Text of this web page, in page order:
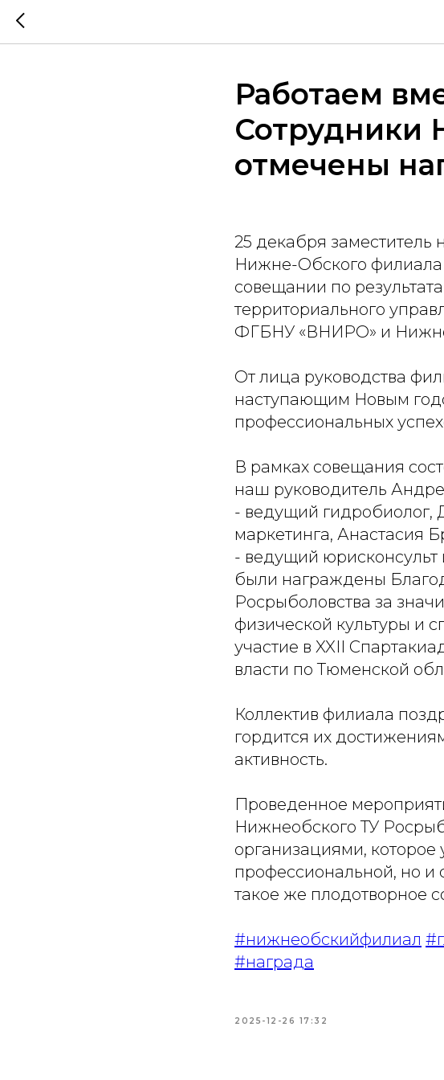
Работаем
Сотрудники
отмечены
25 декабря
Нижне-Обского филиала
совещании по
территориального
ФГБНУ «ВНИРО» и
От лица руководства
наступающим Новым
профессиональных
В рамках совещания
наш руководитель
- ведущий гидробиолог,
маркетинга, Анастасия
- ведущий юрисконсульт
были награждены
Росрыболовства за
физической культуры и
участие в XXII
власти по Тюменской
Коллектив филиала
гордится их
активность.
Проведенное
Нижнеобского ТУ
организациями, которое
профессиональной, но и
такое же плодотворное
#нижнеобскийфилиал
#награда
2025-12-26 17:32